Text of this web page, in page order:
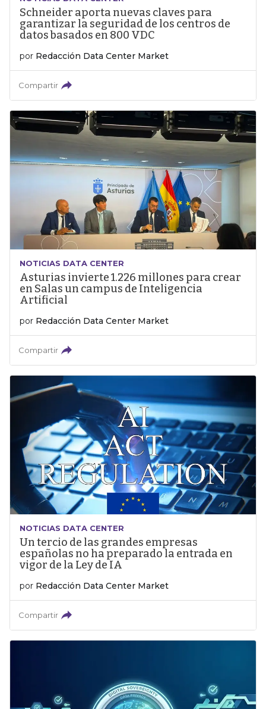
Schneider aporta nuevas claves para
garantizar la seguridad de los centros de
datos basados en 800 VDC
por Redacción Data Center Market
Compartir
NOTICIAS DATA CENTER
Asturias invierte 1.226 millones para crear
en Salas un campus de Inteligencia
Artificial
por Redacción Data Center Market
Compartir
NOTICIAS DATA CENTER
Un tercio de las grandes empresas
españolas no ha preparado la entrada en
vigor de la Ley de IA
por Redacción Data Center Market
Compartir